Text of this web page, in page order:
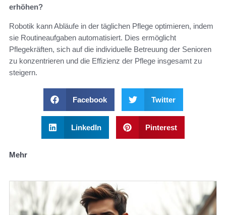
erhöhen?
Robotik kann Abläufe in der täglichen Pflege optimieren, indem
sie Routineaufgaben automatisiert. Dies ermöglicht
Pflegekräften, sich auf die individuelle Betreuung der Senioren
zu konzentrieren und die Effizienz der Pflege insgesamt zu
steigern.
Facebook Twitter
LinkedIn Pinterest
Mehr